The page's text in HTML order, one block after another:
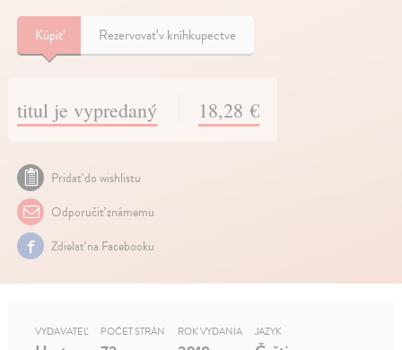
Kúpiť Rezervovať v kníhkupectve
titul je vypredaný 18,28 €
Pridať do wishlistu
Odporučiť známemu
Zdielať na Facebooku
VYDAVATEĽ POČET STRÁN ROK VYDANIA JAZYK